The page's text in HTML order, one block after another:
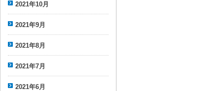
2021年10月
2021年9月
2021年8月
2021年7月
2021年6月